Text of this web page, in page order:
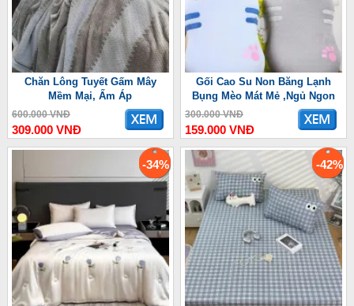
Chăn Lông Tuyết Gấm Mây
Mềm Mại, Ấm Áp
600.000 VNĐ
309.000 VNĐ
Gối Cao Su Non Băng Lạnh
Bụng Mèo Mát Mẻ ,Ngủ Ngon
300.000 VNĐ
159.000 VNĐ
-34% -42%